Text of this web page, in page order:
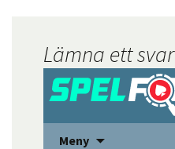
Lämna ett svar